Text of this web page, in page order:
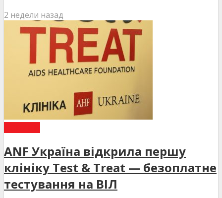
2 недели назад
ANF Україна відкрила першу
клініку Test & Treat — безоплатне
тестування на ВІЛ